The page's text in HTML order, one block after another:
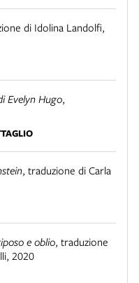
di Idolina Landolfi,
Evelyn Hugo,
, traduzione di Carla
e oblio, traduzione
, 2020